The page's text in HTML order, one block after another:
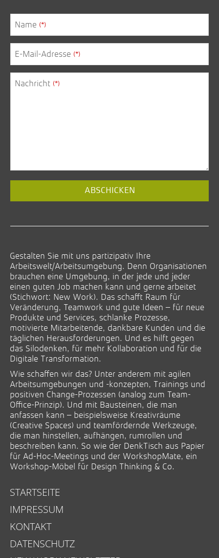
Name (*)
E-Mail-Adresse (*)
Nachricht (*)
Email (*)
ABSCHICKEN
Gestalten Sie mit uns partizipativ Ihre
Arbeitswelt/Arbeitsumgebung. Denn Organisationen
brauchen eine Umgebung, in der jede und jeder
einen guten Job machen kann und gerne arbeitet
(Stichwort: New Work). Das schafft Raum für
Veränderung, Teamwork und gute Ideen – für neue
Produkte und Services, schlanke Prozesse,
motivierte Mitarbeitende, dankbare Kunden und die
täglichen Herausforderungen. Und es hilft gegen
das Silodenken, für mehr Kollaboration und für die
Digitale Transformation.
Wie schaffen wir das? Unter anderem mit agilen
Arbeitsumgebungen und -konzepten, Trainings und
positiven Change-Prozessen (analog zum Team-
Office-Prinzip). Und mit Bausteinen, die man
anfassen kann – beispielsweise Kreativräume
(Creative Spaces) und teamfördernde Werkzeuge,
die man hinstellen, aufhängen, rumrollen und
beschreiben kann. So wie der DenkTisch aus Papier
für Ad-Hoc-Meetings und der WorkshopMate, ein
Workshop-Möbel für Design Thinking & Co.
STARTSEITE
IMPRESSUM
KONTAKT
DATENSCHUTZ